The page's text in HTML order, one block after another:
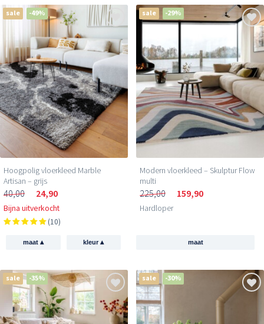
sale -49%
Hoogpolig vloerkleed Marble
Artisan – grijs
40,00 24,90
Bijna uitverkocht
(10)
maat ▴ kleur▴
sale -29%
Modern vloerkleed – Skulptur Flow
multi
225,00 159,90
Hardloper
maat
sale -35% sale -30%